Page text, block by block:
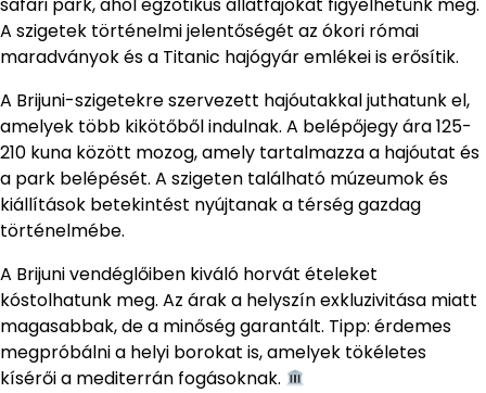
A szigetek történelmi jelentőségét az ókori római
maradványok és a Titanic hajógyár emlékei is erősítik.
A Brijuni-szigetekre szervezett hajóutakkal juthatunk el,
amelyek több kikötőből indulnak. A belépőjegy ára 125-
210 kuna között mozog, amely tartalmazza a hajóutat és
a park belépését. A szigeten található múzeumok és
kiállítások betekintést nyújtanak a térség gazdag
történelmébe.
A Brijuni vendéglőiben kiváló horvát ételeket
kóstolhatunk meg. Az árak a helyszín exkluzivitása miatt
magasabbak, de a minőség garantált. Tipp: érdemes
megpróbálni a helyi borokat is, amelyek tökéletes
kísérői a mediterrán fogásoknak.